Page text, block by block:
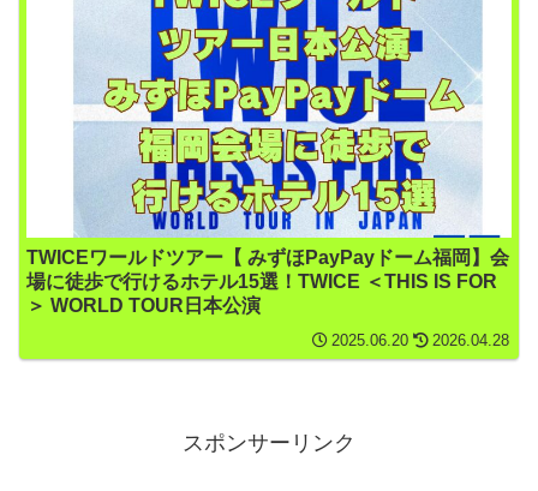
TWICEワールドツアー【 みずほPayPayドーム福岡】会
場に徒歩で行けるホテル15選！TWICE ＜THIS IS FOR
＞ WORLD TOUR日本公演
2025.06.20 2026.04.28
スポンサーリンク